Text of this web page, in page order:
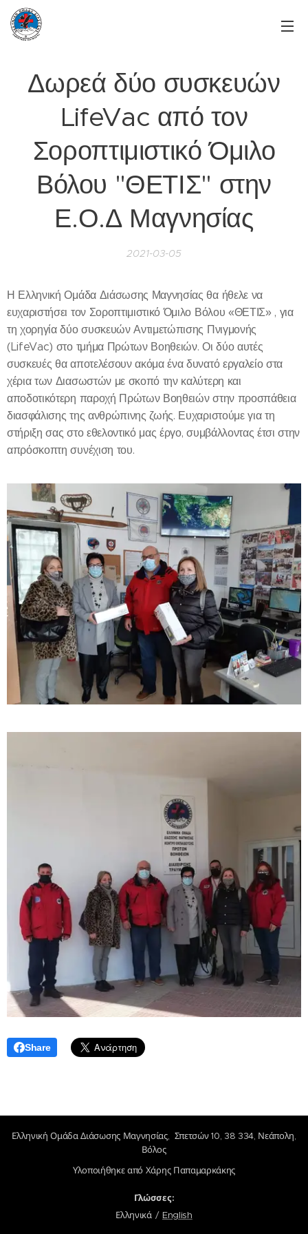
Δωρεά δύο συσκευών
LifeVac από τον
Σοροπτιμιστικό Όμιλο
Βόλου "ΘΕΤΙΣ" στην
Ε.Ο.Δ Μαγνησίας
2021-03-05
Η Ελληνική Ομάδα Διάσωσης Μαγνησίας θα ήθελε να
ευχαριστήσει τον Σοροπτιμιστικό Όμιλο Βόλου «ΘΕΤΙΣ» , για
τη χορηγία δύο συσκευών Αντιμετώπισης Πνιγμονής
(LifeVac) στο τμήμα Πρώτων Βοηθειών. Οι δύο αυτές
συσκευές θα αποτελέσουν ακόμα ένα δυνατό εργαλείο στα
χέρια των Διασωστών με σκοπό την καλύτερη και
αποδοτικότερη παροχή Πρώτων Βοηθειών στην προσπάθεια
διασφάλισης της ανθρώπινης ζωής. Ευχαριστούμε για τη
στήριξη σας στο εθελοντικό μας έργο, συμβάλλοντας έτσι στην
απρόσκοπτη συνέχιση του.
Share
Ελληνική Ομάδα Διάσωσης Μαγνησίας, Σπετσών 10, 38 334, Νεάπολη,
Βόλος
Υλοποιήθηκε από Χάρης Παπαμαρκάκης
Γλώσσες
Ελληνικά
English